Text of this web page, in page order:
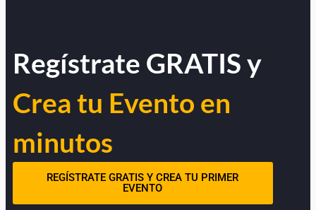
Regístrate GRATIS y
Crea tu Evento en
minutos
REGÍSTRATE GRATIS Y CREA TU PRIMER
EVENTO